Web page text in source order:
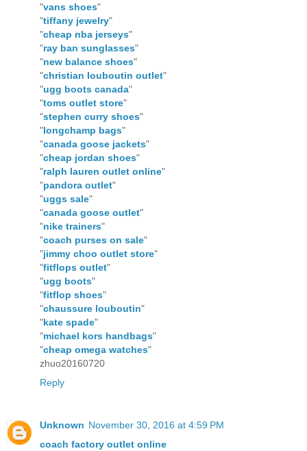
"vans shoes"
"tiffany jewelry"
"cheap nba jerseys"
"ray ban sunglasses"
"new balance shoes"
"christian louboutin outlet"
"ugg boots canada"
"toms outlet store"
"stephen curry shoes"
"longchamp bags"
"canada goose jackets"
"cheap jordan shoes"
"ralph lauren outlet online"
"pandora outlet"
"uggs sale"
"canada goose outlet"
"nike trainers"
"coach purses on sale"
"jimmy choo outlet store"
"fitflops outlet"
"ugg boots"
"fitflop shoes"
"chaussure louboutin"
"kate spade"
"michael kors handbags"
"cheap omega watches"
zhuo20160720
Reply
Unknown November 30, 2016 at 4:59 PM
coach factory outlet online